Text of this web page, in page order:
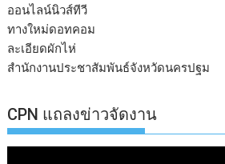
ออนไลน์นิวส์ทีวี
ทางใหม่ดอทคอม
ละเอียดผักไห่
สำนักงานประชาสัมพันธ์จังหวัดนครปฐม
CPN แถลงข่าวจัดงาน